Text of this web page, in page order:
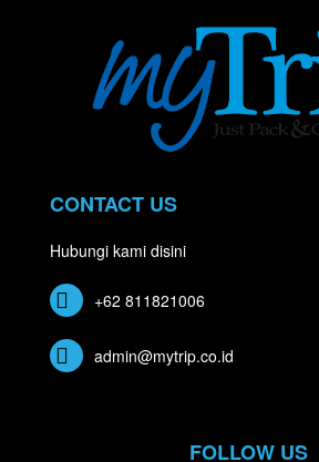
CONTACT US
Hubungi kami disini
+62 811821006
admin@mytrip.co.id
FOLLOW US